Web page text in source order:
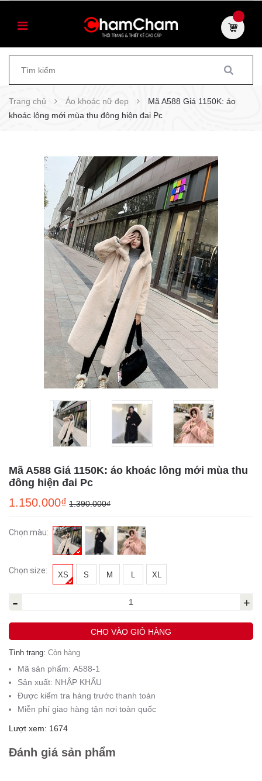
Trang chủ Áo khoác nữ đẹp
Mã A588 Giá 1150K: áo
khoác lông mới mùa thu đông hiện đai Pc
Mã A588 Giá 1150K: áo khoác lông mới mùa thu
đông hiện đai Pc
1.150.000₫ 1.390.000₫
Chọn màu:
Chọn size: XS S M L XL
- +
CHO VÀO GIỎ HÀNG
Tình trạng: Còn hàng
Mã sản phẩm: A588-1
Sản xuất: NHẬP KHẨU
Được kiểm tra hàng trước thanh toán
Miễn phí giao hàng tận nơi toàn quốc
Lượt xem: 1674
Đánh giá sản phẩm